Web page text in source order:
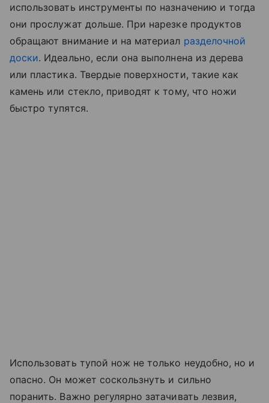
использовать инструменты по назначению и тогда
они прослужат дольше. При нарезке продуктов
обращают внимание и на материал разделочной
доски. Идеально, если она выполнена из дерева
или пластика. Твердые поверхности, такие как
камень или стекло, приводят к тому, что ножи
быстро тупятся.
Использовать тупой нож не только неудобно, но и
опасно. Он может соскользнуть и сильно
поранить. Важно регулярно затачивать лезвия,